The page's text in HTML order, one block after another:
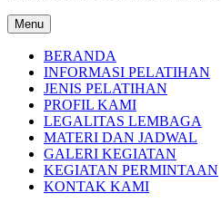
Menu
BERANDA
INFORMASI PELATIHAN
JENIS PELATIHAN
PROFIL KAMI
LEGALITAS LEMBAGA
MATERI DAN JADWAL
GALERI KEGIATAN
KEGIATAN PERMINTAAN
KONTAK KAMI